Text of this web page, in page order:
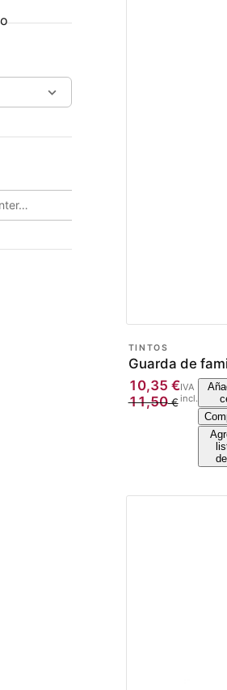
TINTOS
Guarda de
10,35 €
11,50€
IVA
incl.